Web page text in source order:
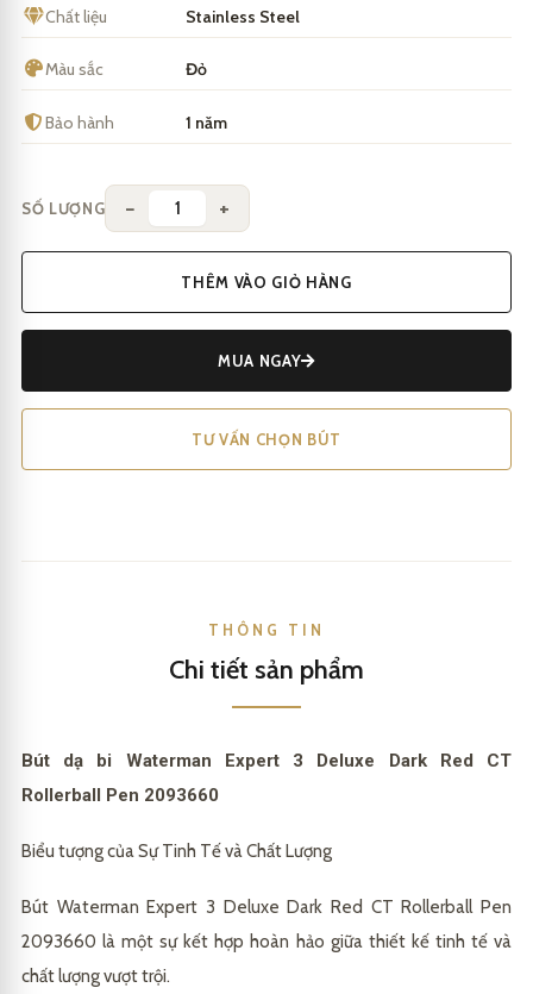
Chất liệu Stainless Steel
Màu sắc Đỏ
Bảo hành 1 năm
SỐ LƯỢNG − +
THÊM VÀO GIỎ HÀNG
MUA NGAY
TƯ VẤN CHỌN BÚT
THÔNG TIN
Chi tiết sản phẩm
Bút dạ bi Waterman Expert 3 Deluxe Dark Red CT
Rollerball Pen 2093660
Biểu tượng của Sự Tinh Tế và Chất Lượng
Bút Waterman Expert 3 Deluxe Dark Red CT Rollerball Pen
2093660 là một sự kết hợp hoàn hảo giữa thiết kế tinh tế và
chất lượng vượt trội.